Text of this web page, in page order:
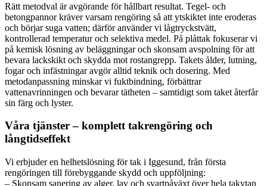
Rätt metodval är avgörande för hållbart resultat. Tegel- och
betongpannor kräver varsam rengöring så att ytskiktet inte eroderas
och börjar suga vatten; därför använder vi lågtryckstvätt,
kontrollerad temperatur och selektiva medel. På plåttak fokuserar vi
på kemisk lösning av beläggningar och skonsam avspolning för att
bevara lackskikt och skydda mot rostangrepp. Takets ålder, lutning,
fogar och infästningar avgör alltid teknik och dosering. Med
metodanpassning minskar vi fuktbindning, förbättrar
vattenavrinningen och bevarar tätheten – samtidigt som taket återfår
sin färg och lyster.
Våra tjänster – komplett takrengöring och
långtidseffekt
Vi erbjuder en helhetslösning för tak i Iggesund, från första
rengöringen till förebyggande skydd och uppföljning:
– Skonsam sanering av alger, lav och svartpåväxt över hela takytan